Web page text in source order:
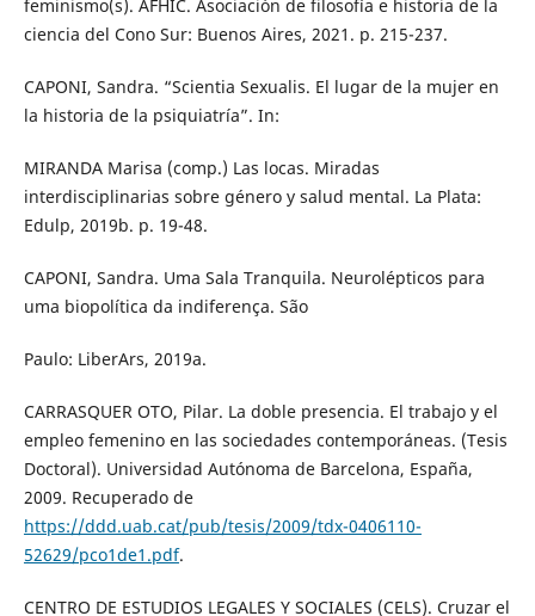
feminismo(s). AFHIC. Asociación de filosofía e historia de la
ciencia del Cono Sur: Buenos Aires, 2021. p. 215-237.
CAPONI, Sandra. “Scientia Sexualis. El lugar de la mujer en
la historia de la psiquiatría”. In:
MIRANDA Marisa (comp.) Las locas. Miradas
interdisciplinarias sobre género y salud mental. La Plata:
Edulp, 2019b. p. 19-48.
CAPONI, Sandra. Uma Sala Tranquila. Neurolépticos para
uma biopolítica da indiferença. São
Paulo: LiberArs, 2019a.
CARRASQUER OTO, Pilar. La doble presencia. El trabajo y el
empleo femenino en las sociedades contemporáneas. (Tesis
Doctoral). Universidad Autónoma de Barcelona, España,
2009. Recuperado de
https://ddd.uab.cat/pub/tesis/2009/tdx-0406110-
52629/pco1de1.pdf.
CENTRO DE ESTUDIOS LEGALES Y SOCIALES (CELS). Cruzar el